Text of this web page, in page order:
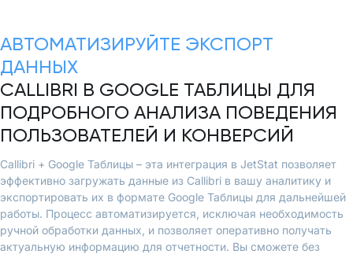
АВТОМАТИЗИРУЙТЕ ЭКСПОРТ
ДАННЫХ
CALLIBRI В GOOGLE ТАБЛИЦЫ ДЛЯ
ПОДРОБНОГО АНАЛИЗА ПОВЕДЕНИЯ
ПОЛЬЗОВАТЕЛЕЙ И КОНВЕРСИЙ
Callibri + Google Таблицы – эта интеграция в JetStat позволяет
эффективно загружать данные из Callibri в вашу аналитику и
экспортировать их в формате Google Таблицы для дальнейшей
работы. Процесс автоматизируется, исключая необходимость
ручной обработки данных, и позволяет оперативно получать
актуальную информацию для отчетности. Вы сможете без